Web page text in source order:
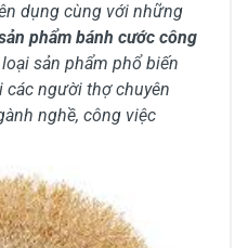
dụng cùng với những
phẩm bánh cước công
sản phẩm phổ biến
người thợ chuyên
nghề, công việc